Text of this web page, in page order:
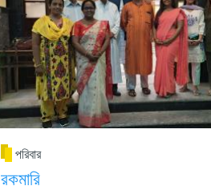
পরিবার
রকমারি